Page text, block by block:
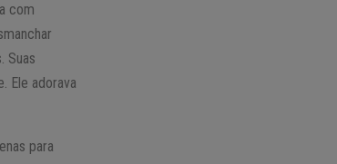
com
Suas
Ele adorava
para